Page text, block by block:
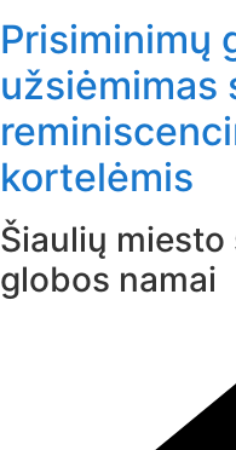
Prisiminimų
užsiėmimas
kortelėmis
Šiaulių
globos namai